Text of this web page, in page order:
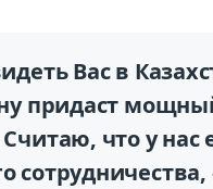
Вас в
придаст
что у нас
сотрудничества,